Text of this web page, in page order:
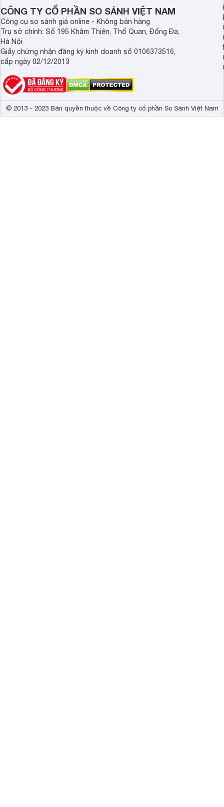
dùng Việt.
thể chất mà còn hỗ
giác.
CÔNG TY CỔ PHẦN SO SÁNH VIỆT NAM
Công cụ so sánh giá online - Không bán hàng
Trụ sở chính: Số 195 Khâm Thiên, Thổ Quan, Đống Đa,
Hà Nội
Giấy chứng nhận đăng ký kinh doanh số 0106373516,
cấp ngày 02/12/2013
© 2013 - 2023 Bản quyền thuộc về Công ty cổ phần So Sánh Việt Nam